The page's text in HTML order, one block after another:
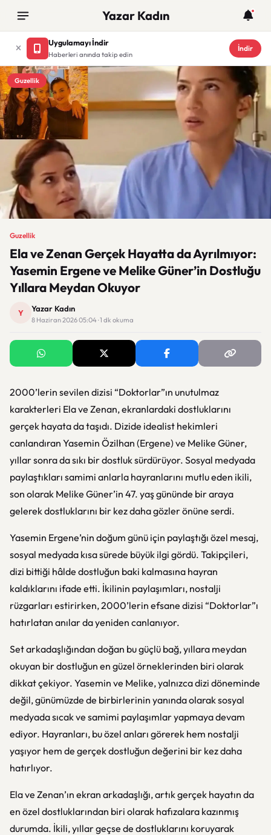
Yazar Kadın
Uygulamayı İndir
Haberleri anında takip edin
İndir
Guzellik
Guzellik
Ela ve Zenan Gerçek Hayatta da Ayrılmıyor:
Yasemin Ergene ve Melike Güner’in Dostluğu
Yıllara Meydan Okuyor
Y Yazar Kadın
8 Haziran 2026 05:04 · 1 dk okuma
2000’lerin sevilen dizisi “Doktorlar”ın unutulmaz
karakterleri Ela ve Zenan, ekranlardaki dostluklarını
gerçek hayata da taşıdı. Dizide idealist hekimleri
canlandıran Yasemin Özilhan (Ergene) ve Melike Güner,
yıllar sonra da sıkı bir dostluk sürdürüyor. Sosyal medyada
paylaştıkları samimi anlarla hayranlarını mutlu eden ikili,
son olarak Melike Güner’in 47. yaş gününde bir araya
gelerek dostluklarını bir kez daha gözler önüne serdi.
Yasemin Ergene’nin doğum günü için paylaştığı özel mesaj,
sosyal medyada kısa sürede büyük ilgi gördü. Takipçileri,
dizi bittiği hâlde dostluğun baki kalmasına hayran
kaldıklarını ifade etti. İkilinin paylaşımları, nostalji
rüzgarları estirirken, 2000’lerin efsane dizisi “Doktorlar”ı
hatırlatan anılar da yeniden canlanıyor.
Set arkadaşlığından doğan bu güçlü bağ, yıllara meydan
okuyan bir dostluğun en güzel örneklerinden biri olarak
dikkat çekiyor. Yasemin ve Melike, yalnızca dizi döneminde
değil, günümüzde de birbirlerinin yanında olarak sosyal
medyada sıcak ve samimi paylaşımlar yapmaya devam
ediyor. Hayranları, bu özel anları görerek hem nostalji
yaşıyor hem de gerçek dostluğun değerini bir kez daha
hatırlıyor.
Ela ve Zenan’ın ekran arkadaşlığı, artık gerçek hayatın da
en özel dostluklarından biri olarak hafızalara kazınmış
durumda. İkili, yıllar geçse de dostluklarını koruyarak